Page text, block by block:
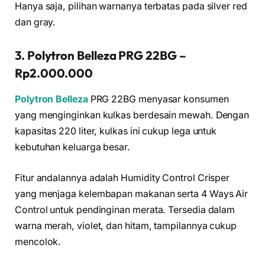
Hanya saja, pilihan warnanya terbatas pada silver red
dan gray.
3. Polytron Belleza PRG 22BG –
Rp2.000.000
Polytron BellezaPRG 22BG menyasar konsumen
yang menginginkan kulkas berdesain mewah. Dengan
kapasitas 220 liter, kulkas ini cukup lega untuk
kebutuhan keluarga besar.
Fitur andalannya adalah Humidity Control Crisper
yang menjaga kelembapan makanan serta 4 Ways Air
Control untuk pendinginan merata. Tersedia dalam
warna merah, violet, dan hitam, tampilannya cukup
mencolok.